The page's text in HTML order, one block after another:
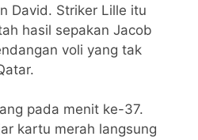
David. Striker Lille itu
hasil sepakan Jacob
voli yang tak
pada menit ke-37.
kartu merah langsung